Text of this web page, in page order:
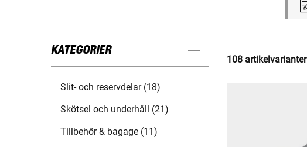
KATEGORIER
Slit- och reservdelar (18)
Skötsel och underhåll (21)
Tillbehör & bagage (11)
108 artikelvarianter